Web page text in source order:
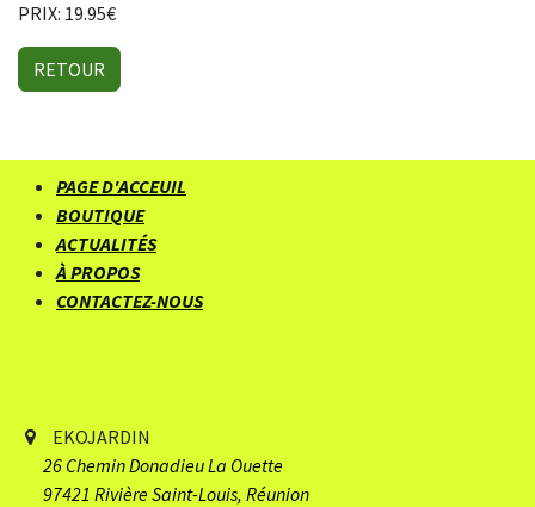
PRIX: 19.95€
RETOUR
PAGE D'ACCEUIL
BOUTIQUE
ACTUALITÉS
À PROPOS
CONTACTEZ-NOUS
EKOJARDIN
26 Chemin Donadieu​ La Ouette
97421 Rivière Saint-Louis, Réunion